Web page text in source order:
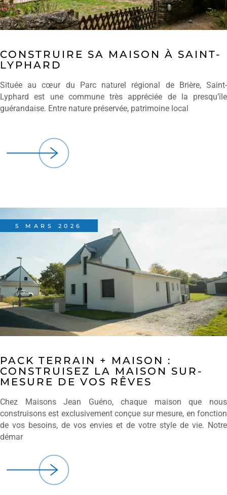
CONSTRUIRE SA MAISON À SAINT-
LYPHARD
Située au cœur du Parc naturel régional de Brière, Saint-
Lyphard est une commune très appréciée de la presqu’île
guérandaise. Entre nature préservée, patrimoine local
5 MARS 2026
PACK TERRAIN + MAISON :
CONSTRUISEZ LA MAISON SUR-
MESURE DE VOS RÊVES
Chez Maisons Jean Guéno, chaque maison que nous
construisons est exclusivement conçue sur mesure, en fonction
de vos besoins, de vos envies et de votre style de vie. Notre
démar